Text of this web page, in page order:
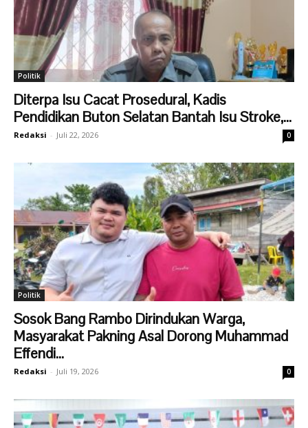
Politik
Diterpa Isu Cacat Prosedural, Kadis
Pendidikan Buton Selatan Bantah Isu Stroke,...
Redaksi - Juli 22, 2026 0
Politik
Sosok Bang Rambo Dirindukan Warga,
Masyarakat Pakning Asal Dorong Muhammad
Effendi...
Redaksi - Juli 19, 2026 0